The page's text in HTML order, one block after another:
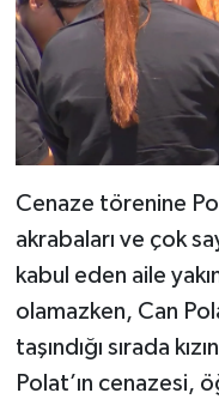
Cenaze törenine
akrabaları ve çok
kabul eden aile
olamazken, Can
taşındığı sırada
Polat’ın cenazesi,